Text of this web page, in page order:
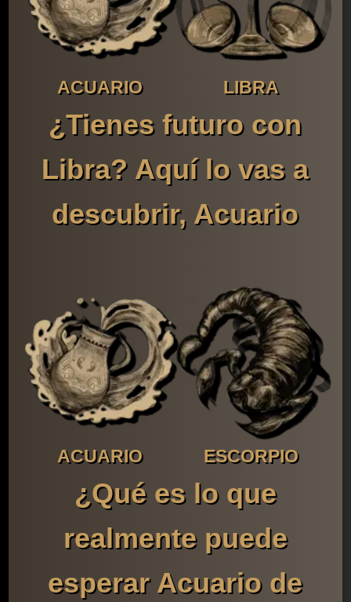
ACUARIO LIBRA
¿Tienes futuro con
Libra? Aquí lo vas a
descubrir, Acuario
ACUARIO ESCORPIO
¿Qué es lo que
realmente puede
esperar Acuario de